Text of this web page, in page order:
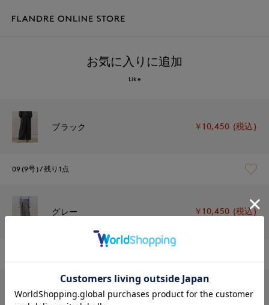
お気に入りに追加
Like
ブラック ￥10,450 (税込)
09(9号) 残り1点
グレー ￥10,450 (税込)
ブラウン ￥10,450 (税込)